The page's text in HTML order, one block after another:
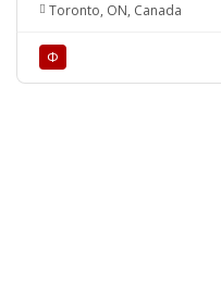
Toronto, ON, Canada
Ф